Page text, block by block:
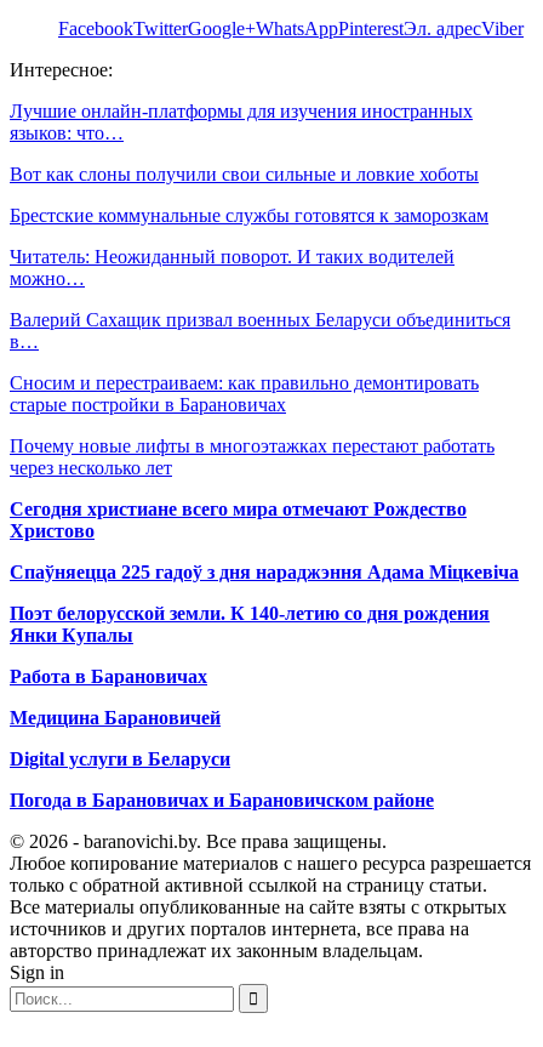
FacebookTwitterGoogle+WhatsAppPinterestЭл. адресViber
Интересное:
Лучшие онлайн-платформы для изучения иностранных
языков: что…
Вот как слоны получили свои сильные и ловкие хоботы
Брестские коммунальные службы готовятся к заморозкам
Читатель: Неожиданный поворот. И таких водителей
можно…
Валерий Сахащик призвал военных Беларуси объединиться
в…
Сносим и перестраиваем: как правильно демонтировать
старые постройки в Барановичах
Почему новые лифты в многоэтажках перестают работать
через несколько лет
Сегодня христиане всего мира отмечают Рождество
Христово
Спаўняецца 225 гадоў з дня нараджэння Адама Міцкевіча
Поэт белорусской земли. К 140-летию со дня рождения
Янки Купалы
Работа в Барановичах
Медицина Барановичей
Digital услуги в Беларуси
Погода в Барановичах и Барановичском районе
© 2026 - baranovichi.by. Все права защищены.
Любое копирование материалов с нашего ресурса разрешается
только с обратной активной ссылкой на страницу статьи.
Все материалы опубликованные на сайте взяты с открытых
источников и других порталов интернета, все права на
авторство принадлежат их законным владельцам.
Sign in